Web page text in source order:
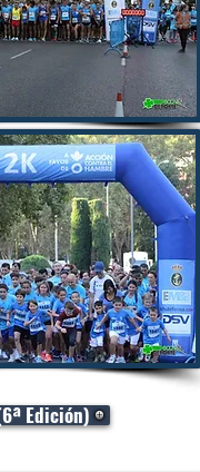
Edición)